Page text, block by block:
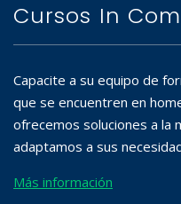
Cursos In
Capacite a su equipo de
que se encuentren en
ofrecemos soluciones a la
adaptamos a sus
Más información